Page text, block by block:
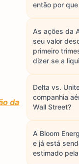
da
então por
As ações da
seu valor
primeiro
dizer se a
Delta vs.
companhia
Wall Street?
A Bloom
e já está
estimado